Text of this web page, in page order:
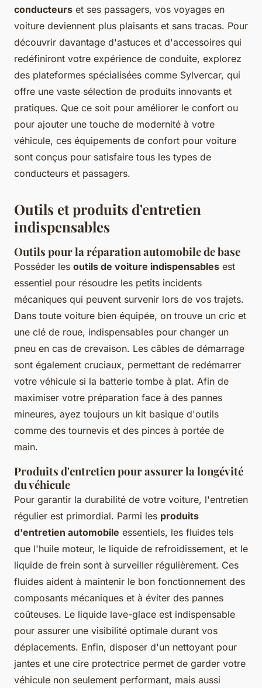
conducteurs et ses passagers, vos voyages en
voiture deviennent plus plaisants et sans tracas. Pour
découvrir davantage d'astuces et d'accessoires qui
redéfiniront votre expérience de conduite, explorez
des plateformes spécialisées comme Sylvercar, qui
offre une vaste sélection de produits innovants et
pratiques. Que ce soit pour améliorer le confort ou
pour ajouter une touche de modernité à votre
véhicule, ces équipements de confort pour voiture
sont conçus pour satisfaire tous les types de
conducteurs et passagers.
Outils et produits d'entretien
indispensables
Outils pour la réparation automobile de base
Posséder les outils de voiture indispensables est
essentiel pour résoudre les petits incidents
mécaniques qui peuvent survenir lors de vos trajets.
Dans toute voiture bien équipée, on trouve un cric et
une clé de roue, indispensables pour changer un
pneu en cas de crevaison. Les câbles de démarrage
sont également cruciaux, permettant de redémarrer
votre véhicule si la batterie tombe à plat. Afin de
maximiser votre préparation face à des pannes
mineures, ayez toujours un kit basique d'outils
comme des tournevis et des pinces à portée de
main.
Produits d'entretien pour assurer la longévité
du véhicule
Pour garantir la durabilité de votre voiture, l'entretien
régulier est primordial. Parmi les produits
d'entretien automobile essentiels, les fluides tels
que l'huile moteur, le liquide de refroidissement, et le
liquide de frein sont à surveiller régulièrement. Ces
fluides aident à maintenir le bon fonctionnement des
composants mécaniques et à éviter des pannes
coûteuses. Le liquide lave-glace est indispensable
pour assurer une visibilité optimale durant vos
déplacements. Enfin, disposer d'un nettoyant pour
jantes et une cire protectrice permet de garder votre
véhicule non seulement performant, mais aussi